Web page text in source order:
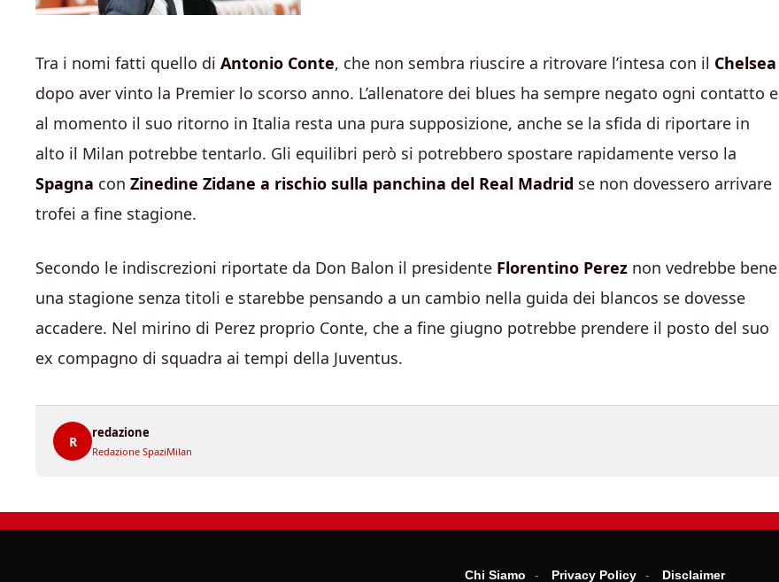
Tra i nomi fatti quello di Antonio Conte, che non sembra riuscire a ritrovare l’intesa con il Chelsea
dopo aver vinto la Premier lo scorso anno. L’allenatore dei blues ha sempre negato ogni contatto e
al momento il suo ritorno in Italia resta una pura supposizione, anche se la sfida di riportare in
alto il Milan potrebbe tentarlo. Gli equilibri però si potrebbero spostare rapidamente verso la
Spagna con Zinedine Zidane a rischio sulla panchina del Real Madrid se non dovessero arrivare
trofei a fine stagione.
Secondo le indiscrezioni riportate da Don Balon il presidente Florentino Perez non vedrebbe bene
una stagione senza titoli e starebbe pensando a un cambio nella guida dei blancos se dovesse
accadere. Nel mirino di Perez proprio Conte, che a fine giugno potrebbe prendere il posto del suo
ex compagno di squadra ai tempi della Juventus.
R
redazione
Redazione SpaziMilan
Chi Siamo Privacy Policy Disclaimer